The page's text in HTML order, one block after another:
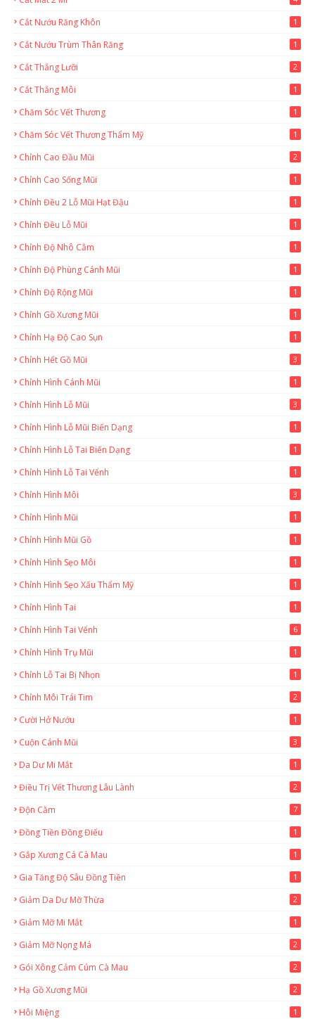
Cắt Nướu Răng Khôn 1
Cắt Nướu Trùm Thân Răng 1
Cắt Thắng Lưỡi 2
Cắt Thắng Môi 1
Chăm Sóc Vết Thương 1
Chăm Sóc Vết Thương Thẩm Mỹ 1
Chỉnh Cao Đầu Mũi 2
Chỉnh Cao Sống Mũi 1
Chỉnh Đều 2 Lỗ Mũi Hạt Đậu 1
Chỉnh Đều Lỗ Mũi 1
Chỉnh Độ Nhô Cằm 1
Chỉnh Độ Phùng Cánh Mũi 1
Chỉnh Độ Rộng Mũi 1
Chỉnh Gồ Xương Mũi 1
Chỉnh Hạ Độ Cao Sụn 1
Chỉnh Hết Gồ Mũi 3
Chỉnh Hình Cánh Mũi 1
Chỉnh Hình Lỗ Mũi 3
Chỉnh Hình Lỗ Mũi Biến Dạng 1
Chỉnh Hình Lỗ Tai Biến Dạng 1
Chỉnh Hình Lỗ Tai Vểnh 1
Chỉnh Hình Môi 3
Chỉnh Hình Mũi 1
Chỉnh Hình Mũi Gồ 1
Chỉnh Hình Sẹo Môi 1
Chỉnh Hình Sẹo Xấu Thẩm Mỹ 1
Chỉnh Hình Tai 1
Chỉnh Hình Tai Vểnh 6
Chỉnh Hình Trụ Mũi 1
Chỉnh Lỗ Tai Bị Nhọn 1
Chỉnh Môi Trái Tim 2
Cười Hở Nướu 1
Cuộn Cánh Mũi 3
Da Dư Mi Mắt 1
Điều Trị Vết Thương Lâu Lành 2
Độn Cằm 7
Đồng Tiền Đồng Điếu 1
Gắp Xương Cá Cà Mau 1
Gia Tăng Độ Sâu Đồng Tiền 1
Giảm Da Dư Mỡ Thừa 2
Giảm Mỡ Mi Mắt 1
Giảm Mỡ Nọng Má 2
Gói Xông Cảm Cúm Cà Mau 2
Hạ Gồ Xương Mũi 2
Hôi Miệng 1